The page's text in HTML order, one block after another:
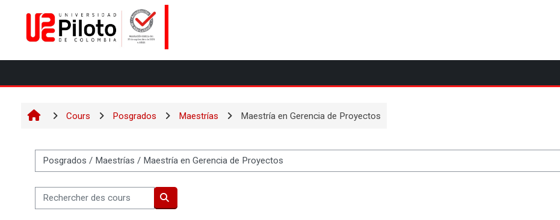
Cours Posgrados Maestrías Maestría en Gerencia de Proyectos
Catégories de cours
Rechercher des cours
Rechercher des cours